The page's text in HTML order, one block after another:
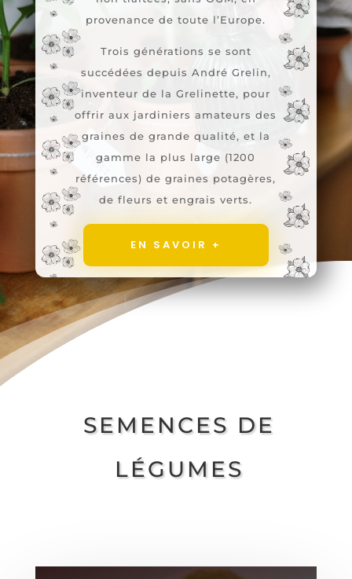
provenance de toute l’Europe.
Trois générations se sont
succédées depuis André Grelin,
inventeur de la Grelinette, pour
offrir aux jardiniers amateurs des
graines de grande qualité, et la
gamme la plus large (1200
références) de graines potagères,
de fleurs et engrais verts.
EN SAVOIR +
SEMENCES DE
LÉGUMES